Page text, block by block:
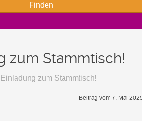
zum Stammtisch!
Einladung zum Stammtisch!
Beitrag vom 7. Mai